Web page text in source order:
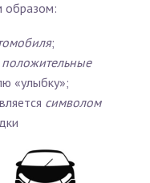
образом:
;
положительные
«улыбку»;
символом